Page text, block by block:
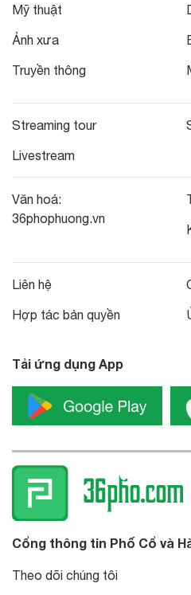
Mỹ thuật
Ảnh xưa
Truyền thông
Streaming tour
Livestream
Văn hoá:
36phophuong.vn
Liên hệ
Hợp tác bản quyền
Tải ứng dụng App
Cổng thông tin Phố Cổ và
Theo dõi chúng tôi